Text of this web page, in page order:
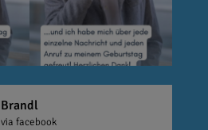
via facebook